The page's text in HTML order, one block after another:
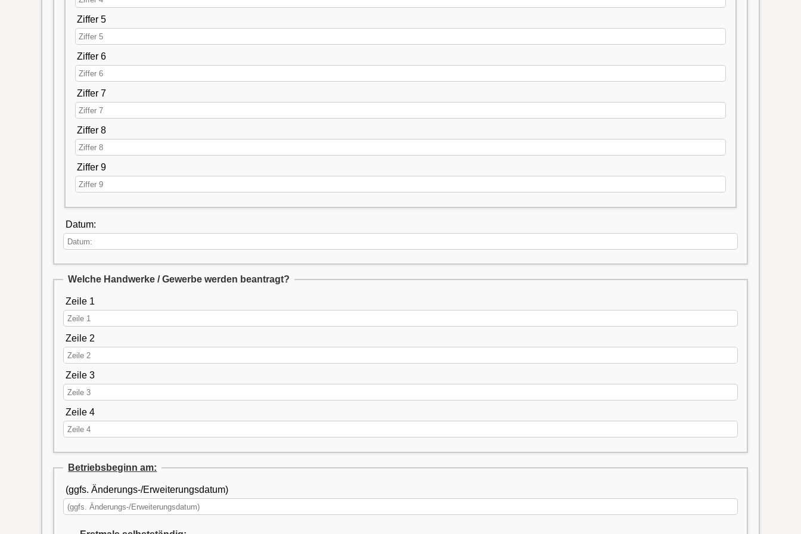
Ziffer 5
Ziffer 6
Ziffer 7
Ziffer 8
Ziffer 9
Datum:
Welche Handwerke / Gewerbe werden beantragt?
Zeile 1
Zeile 2
Zeile 3
Zeile 4
Betriebsbeginn am:
(ggfs. Änderungs-/Erweiterungsdatum)